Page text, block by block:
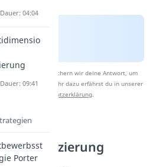
Beantwortung speichern wir deine Antwort, um
zu verbessern. Mehr dazu erfährst du in unserer
Datenschutzerklärung.
04:04
09:41
Porter